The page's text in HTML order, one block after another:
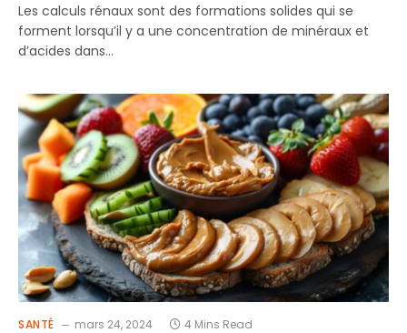
Les calculs rénaux sont des formations solides qui se
forment lorsqu’il y a une concentration de minéraux et
d’acides dans…
SANTÉ mars 24, 2024 4 Mins Read